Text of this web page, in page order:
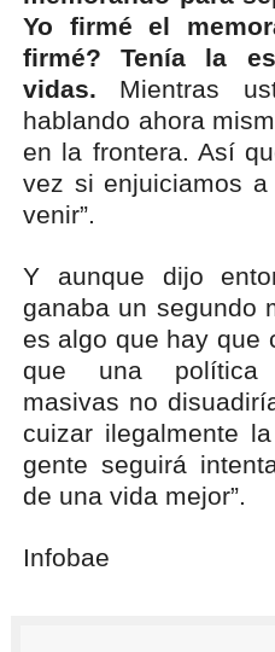
Yo firmé el
firmé? Tenía la
vidas. Mientras
hablando ahora
en la frontera. Así
vez si enjuiciamos
venir”.
Y aunque dijo
ganaba un segundo
es algo que hay que
que una política
masivas no
cuizar ilegalmente
gente seguirá
de una vida mejor”.
Infobae